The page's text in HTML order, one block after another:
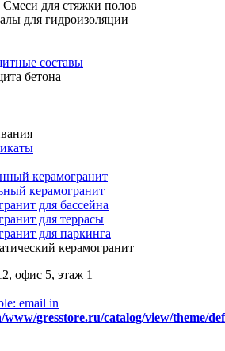
Смеси для стяжки полов
для гидроизоляции
составы
бетона
керамогранит
керамогранит
для бассейна
для террасы
для паркинга
керамогранит
офис 5, этаж 1
email in
gresstore.ru/catalog/view/theme/